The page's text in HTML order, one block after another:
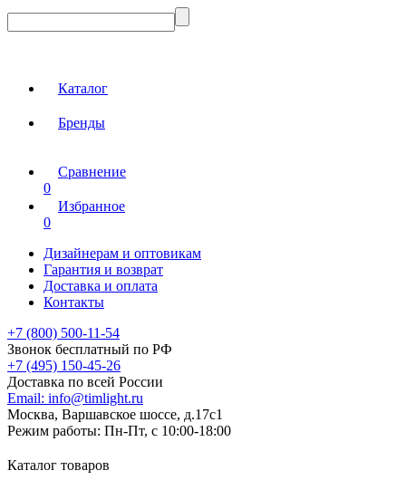
Каталог
Бренды
Сравнение
0
Избранное
0
Дизайнерам и оптовикам
Гарантия и возврат
Доставка и оплата
Контакты
+7 (800) 500-11-54
Звонок бесплатный по РФ
+7 (495) 150-45-26
Доставка по всей России
Email: info@timlight.ru
Москва, Варшавское шоссе, д.17c1
Режим работы: Пн-Пт, с 10:00-18:00
Каталог товаров